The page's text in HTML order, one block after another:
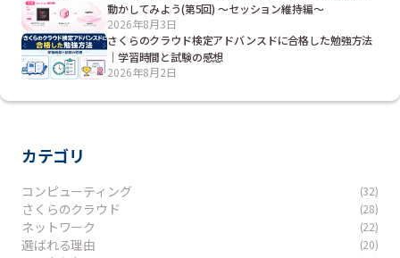
動かしてみよう(第5回) ～セッション維持編～
2026年8月3日
さくらのクラウド検定アドバンスドに合格した勉強方法
｜学習時間と試験の感想
2026年8月2日
カテゴリ
コンピューティング (32)
さくらのクラウド (28)
ネットワーク (22)
選ばれる理由 (20)